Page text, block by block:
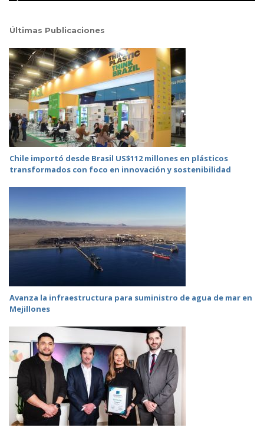
Últimas Publicaciones
Chile importó desde Brasil US$112 millones en plásticos
transformados con foco en innovación y sostenibilidad
Avanza la infraestructura para suministro de agua de mar en
Mejillones